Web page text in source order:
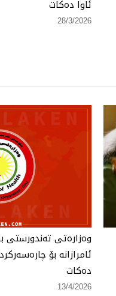
ئاوا دەكات
28/3/2026
وەزارەتی تەندورستی
ئامرازانە بۆ
دەكات
13/4/2026